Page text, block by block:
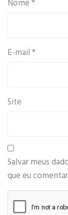
Nome*
E-mail*
Site
Salvar meus
que eu